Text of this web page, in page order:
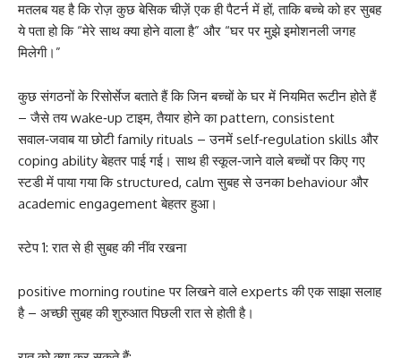
मतलब यह है कि रोज़ कुछ बेसिक चीज़ें एक ही पैटर्न में हों, ताकि बच्चे को हर सुबह
ये पता हो कि “मेरे साथ क्या होने वाला है” और “घर पर मुझे इमोशनली जगह
मिलेगी।”
कुछ संगठनों के रिसोर्सेज बताते हैं कि जिन बच्चों के घर में नियमित रूटीन होते हैं
– जैसे तय wake‑up टाइम, तैयार होने का pattern, consistent
सवाल‑जवाब या छोटी family rituals – उनमें self‑regulation skills और
coping ability बेहतर पाई गई। साथ ही स्कूल‑जाने वाले बच्चों पर किए गए
स्टडी में पाया गया कि structured, calm सुबह से उनका behaviour और
academic engagement बेहतर हुआ।
स्टेप 1: रात से ही सुबह की नींव रखना
positive morning routine पर लिखने वाले experts की एक साझा सलाह
है – अच्छी सुबह की शुरुआत पिछली रात से होती है।